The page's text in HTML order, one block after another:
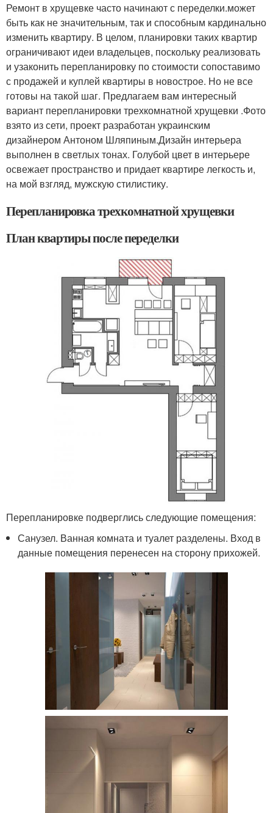
Ремонт в хрущевке часто начинают с переделки.может
быть как не значительным, так и способным кардинально
изменить квартиру. В целом, планировки таких квартир
ограничивают идеи владельцев, поскольку реализовать
и узаконить перепланировку по стоимости сопоставимо
с продажей и куплей квартиры в новострое. Но не все
готовы на такой шаг. Предлагаем вам интересный
вариант перепланировки трехкомнатной хрущевки .Фото
взято из сети, проект разработан украинским
дизайнером Антоном Шляпиным.Дизайн интерьера
выполнен в светлых тонах. Голубой цвет в интерьере
освежает пространство и придает квартире легкость и,
на мой взгляд, мужскую стилистику.
Перепланировка трехкомнатной хрущевки
План квартиры после переделки
Перепланировке подверглись следующие помещения:
Санузел. Ванная комната и туалет разделены. Вход в
данные помещения перенесен на сторону прихожей.